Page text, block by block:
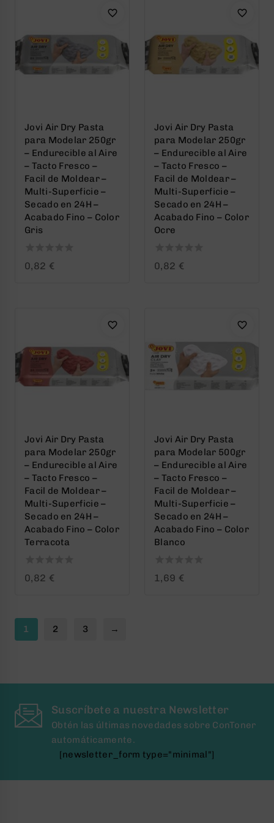
Jovi Air Dry Pasta
para Modelar 250gr
– Endurecible al Aire
– Tacto Fresco –
Facil de Moldear –
Multi-Superficie –
Secado en 24H –
Acabado Fino – Color
Gris
0
0,82 €
Jovi Air Dry Pasta
para Modelar 250gr
– Endurecible al Aire
– Tacto Fresco –
Facil de Moldear –
Multi-Superficie –
Secado en 24H –
Acabado Fino – Color
Ocre
0
0,82 €
Jovi Air Dry Pasta
para Modelar 250gr
– Endurecible al Aire
– Tacto Fresco –
Facil de Moldear –
Multi-Superficie –
Secado en 24H –
Acabado Fino – Color
Terracota
0
0,82 €
Jovi Air Dry Pasta
para Modelar 500gr
– Endurecible al Aire
– Tacto Fresco –
Facil de Moldear –
Multi-Superficie –
Secado en 24H –
Acabado Fino – Color
Blanco
0
1,69 €
1 2 3 →
Suscríbete a nuestra Newsletter
Obtén las últimas novedades sobre ConToner
automáticamente.
[newsletter_form type="minimal"]